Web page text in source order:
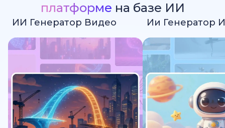
платформе на базе ИИ
ИИ Генератор Видео